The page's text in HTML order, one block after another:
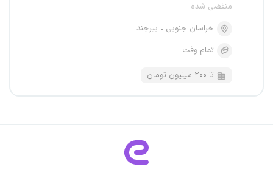
منقضی شده
خراسان جنوبی
بیرجند
تمام وقت
تا ۲۰۰ میلیون تومان